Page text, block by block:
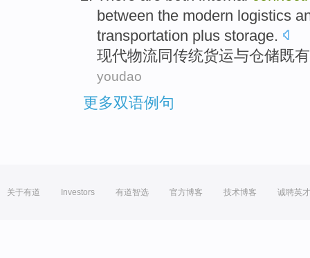
between the modern logistics
transportation plus storage.
现代物流同传统货运与仓储既有
youdao
更多双语例句
关于有道 Investors 有道智选 官方博客 技术博客 诚聘英才